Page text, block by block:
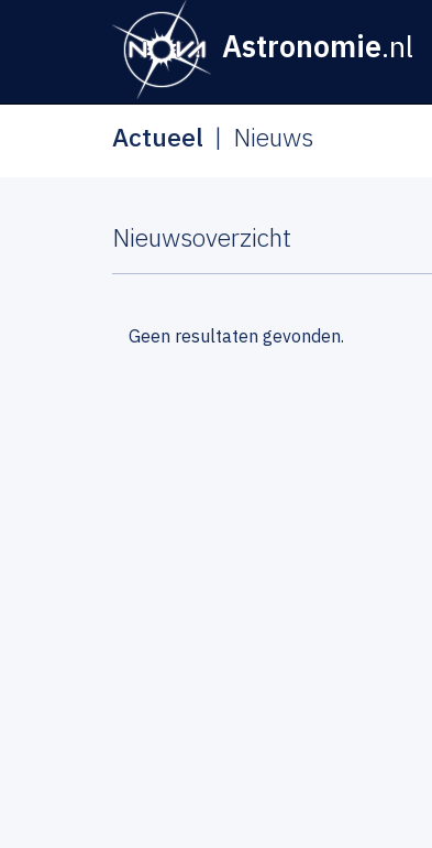
Astronomie.nl
Actueel Nieuws
Nieuwsoverzicht
Geen resultaten gevonden.